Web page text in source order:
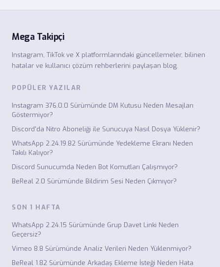
Mega Takipçi
Instagram, TikTok ve X platformlarındaki güncellemeler, bilinen
hatalar ve kullanıcı çözüm rehberlerini paylaşan blog.
POPÜLER YAZILAR
Instagram 376.0.0 Sürümünde DM Kutusu Neden Mesajları
Göstermiyor?
Discord'da Nitro Aboneliği ile Sunucuya Nasıl Dosya Yüklenir?
WhatsApp 2.24.19.82 Sürümünde Yedekleme Ekranı Neden
Takılı Kalıyor?
Discord Sunucumda Neden Bot Komutları Çalışmıyor?
BeReal 2.0 Sürümünde Bildirim Sesi Neden Çıkmıyor?
SON 1 HAFTA
WhatsApp 2.24.15 Sürümünde Grup Davet Linki Neden
Geçersiz?
Vimeo 8.8 Sürümünde Analiz Verileri Neden Yüklenmiyor?
BeReal 1.82 Sürümünde Arkadaş Ekleme İsteği Neden Hata